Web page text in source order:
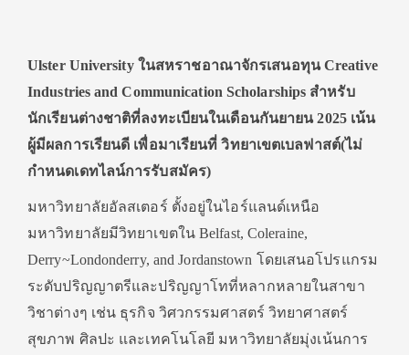
Ulster University ในสหราชอาณาจักรเสนอทุน Creative
Industries and Communication Scholarships สำหรับ
นักเรียนต่างชาติที่ลงทะเบียนในเดือนกันยายน2025เน้น
ผู้มีผลการเรียนดี เพื่อมาเรียนที่ วิทยาเขตเบลฟาสต์(ไม่
กำหนดเดทไลน์การรับสมัคร)
มหาวิทยาลัยอัลสเตอร์ ตั้งอยู่ในไอร์แลนด์เหนือ
มหาวิทยาลัยมีวิทยาเขตใน Belfast, Coleraine,
Derry~Londonderry, and Jordanstown โดยเสนอโปรแกรม
ระดับปริญญาตรีและปริญญาโทที่หลากหลายในสาขา
วิชาต่างๆ เช่น ธุรกิจ วิศวกรรมศาสตร์ วิทยาศาสตร์
สุขภาพ ศิลปะ และเทคโนโลยี มหาวิทยาลัยมุ่งเน้นการ